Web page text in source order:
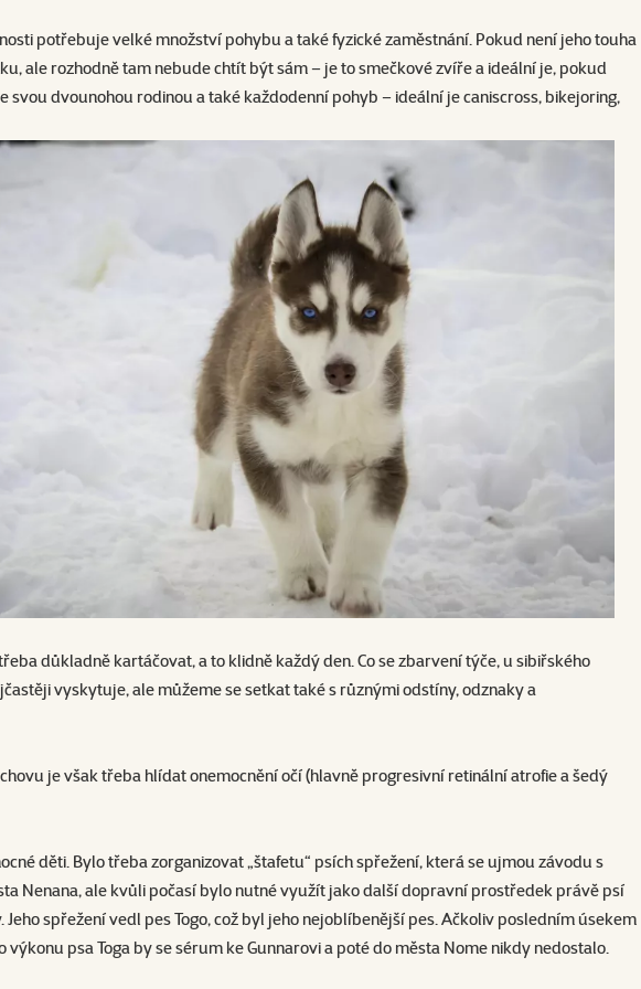
potřebuje velké množství pohybu a také fyzické zaměstnání. Pokud není jeho touha
ale rozhodně tam nebude chtít být sám – je to smečkové zvíře a ideální je, pokud
dvounohou rodinou a také každodenní pohyb – ideální je caniscross, bikejoring,
důkladně kartáčovat, a to klidně každý den. Co se zbarvení týče, u sibiřského
vyskytuje, ale můžeme se setkat také s různými odstíny, odznaky a
je však třeba hlídat onemocnění očí (hlavně progresivní retinální atrofie a šedý
děti. Bylo třeba zorganizovat „štafetu“ psích spřežení, která se ujmou závodu s
Nenana, ale kvůli počasí bylo nutné využít jako další dopravní prostředek právě psí
spřežení vedl pes Togo, což byl jeho nejoblíbenější pes. Ačkoliv posledním úsekem
psa Toga by se sérum ke Gunnarovi a poté do města Nome nikdy nedostalo.